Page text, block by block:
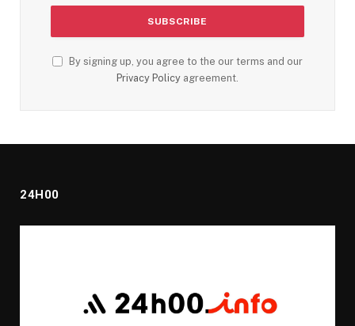
By signing up, you agree to the our terms and our
Privacy Policy agreement.
24H00